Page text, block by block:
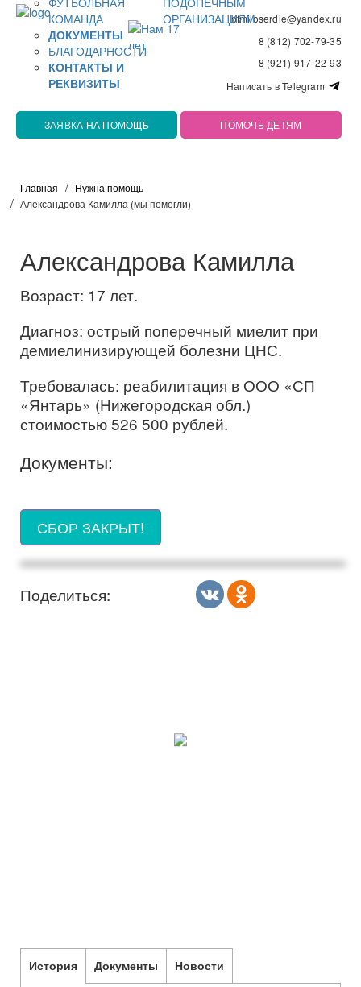
bfmiloserdie@yandex.ru
8 (812) 702-79-35
8 (921) 917-22-93
Написать в Telegram
КОМАНДА
ДОКУМЕНТЫ
БЛАГОДАРНОСТИ
КОНТАКТЫ И
РЕКВИЗИТЫ
ОРГАНИЗАЦИЯМ
ЗАЯВКА НА ПОМОЩЬ ПОМОЧЬ ДЕТЯМ
Главная
Нужна помощь
Александрова Камилла (мы помогли)
Александрова Камилла
Возраст: 17 лет.
Диагноз: острый поперечный миелит при
демиелинизирующей болезни ЦНС.
Требовалась: реабилитация в ООО «СП
«Янтарь» (Нижегородская обл.)
стоимостью 526 500 рублей.
Документы:
СБОР ЗАКРЫТ!
Поделиться:
История Документы Новости